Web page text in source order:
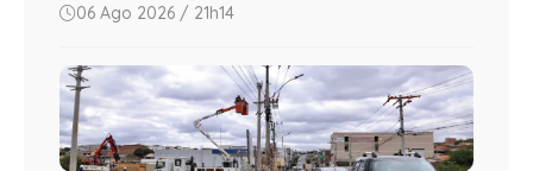
06 Ago 2026 / 21h14